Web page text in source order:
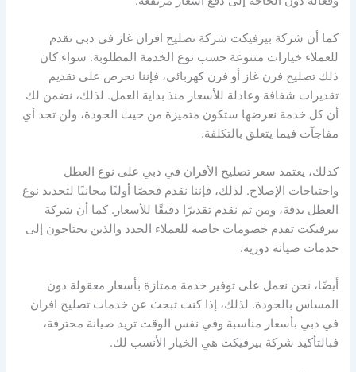
كما أن شركة بيرفيكت شركة تصليح افران غاز في دبي تقدم
للعملاء خيارات متنوعة حسب نوع الخدمة المطلوبة. سواء كان
ذلك تصليح فرن غاز أو فرن كهربائي، فإننا نحرص على تقديم
تقديرات شفافة وعادلة للأسعار منذ بداية العمل. لذلك، نضمن لك
أن كل خدمة نعرضها ستكون متميزة من حيث الجودة، ولن تجد أي
مفاجآت فيما يتعلق بالتكلفة.
كذلك، يعتمد سعر تصليح الأفران في دبي على نوع العطل
واحتياجات الإصلاح. لذلك، فإننا نقدم فحصًا أوليًا مجانيًا لتحديد نوع
العطل بدقة، ومن ثم نقدم تقديرًا دقيقًا للأسعار. كما أن شركة
بيرفيكت تقدم خصومات خاصة للعملاء الجدد والذين يحتاجون إلى
خدمات صيانة دورية.
أيضًا، نحن نعمل على توفير خدمة ممتازة بأسعار معقولة دون
المساس بالجودة. لذلك، إذا كنت تبحث عن خدمات تصليح افران
في دبي بأسعار مناسبة وفي نفس الوقت تريد صيانة محترفة،
فبالتأكيد شركة بيرفيكت هي الخيار الأنسب لك.